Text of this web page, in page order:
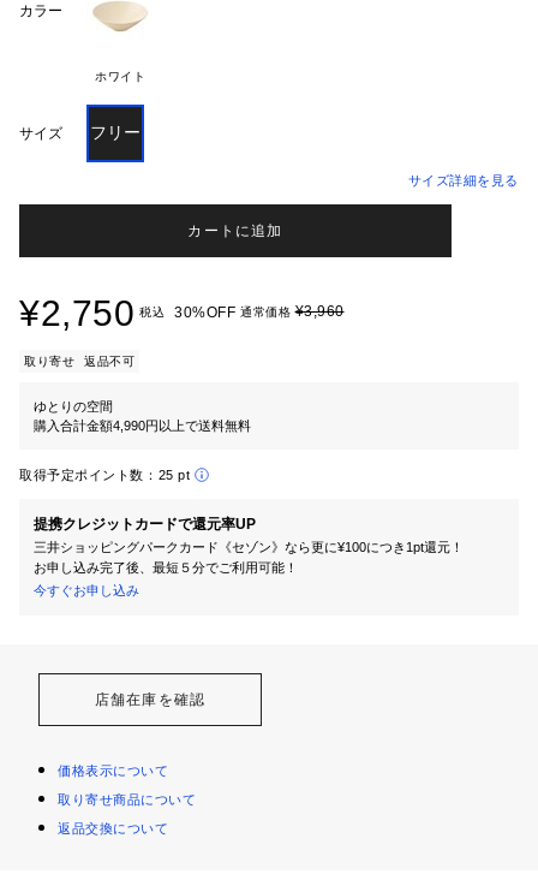
カラー
ホワイト
サイズ フリー
サイズ詳細を見る
カートに追加
¥2,750 税込 30%OFF 通常価格¥3,960
取り寄せ 返品不可
ゆとりの空間
購入合計金額4,990円以上で送料無料
取得予定ポイント数： 25 pt
提携クレジットカードで還元率UP
三井ショッピングパークカード《セゾン》なら更に¥100につき1pt還元！
お申し込み完了後、最短５分でご利用可能！
今すぐお申し込み
店舗在庫を確認
価格表示について
取り寄せ商品について
返品交換について